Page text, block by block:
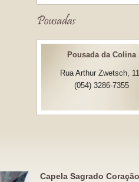
Pousada da Colina
Rua Arthur Zwetsch,
(054) 3286-7355
Capela Sagrado